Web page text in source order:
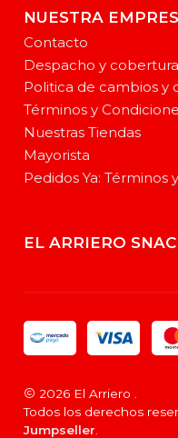
NUESTRA
Contacto
Despacho y
Politica de cambios y
Términos y
Nuestras Tiendas
Mayorista
Pedidos Ya: Términos
EL ARRIERO
2026 El Arriero .
Todos los derechos
Jumpseller.